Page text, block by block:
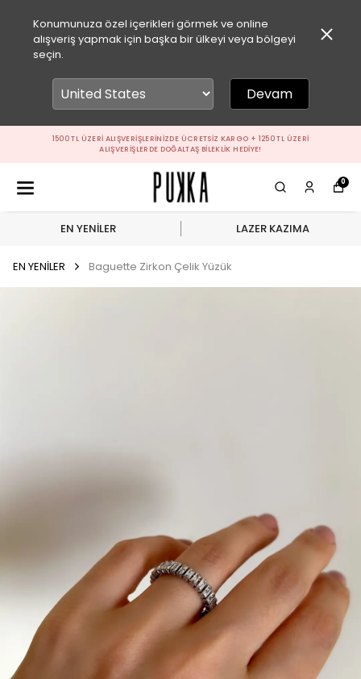
Konumunuza özel içerikleri görmek ve online
alışveriş yapmak için başka bir ülkeyi veya bölgeyi
seçin.
Devam
1500 TL ÜZERI ALIŞVERIŞLERINIZDE ÜCRETSIZ KARGO + 1250 TL ÜZERI
ALIŞVERIŞLERDE DOĞALTAŞ BILEKLIK HEDIYE!
0
EN YENİLER LAZER KAZIMA
EN YENİLER Baguette Zirkon Çelik Yüzük